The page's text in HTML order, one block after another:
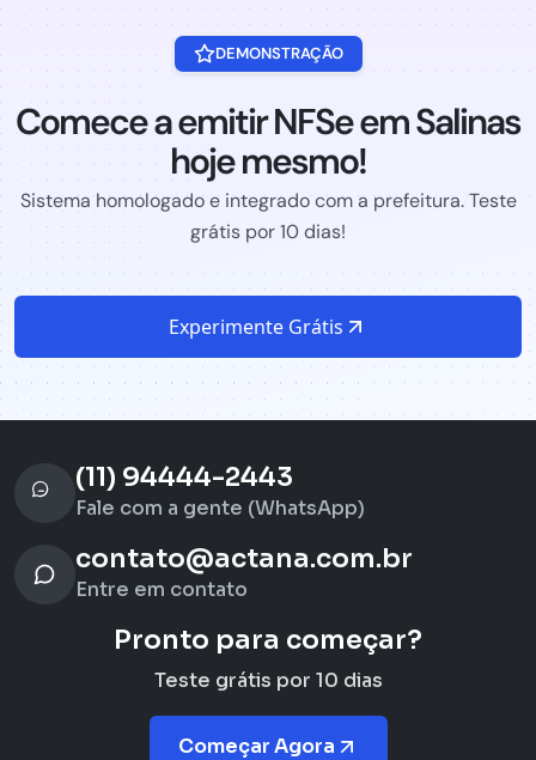
DEMONSTRAÇÃO
Comece a emitir NFSe em Salinas
hoje mesmo!
Sistema homologado e integrado com a prefeitura. Teste
grátis por 10 dias!
Experimente Grátis
(11) 94444-2443
Fale com a gente (WhatsApp)
contato@actana.com.br
Entre em contato
Pronto para começar?
Teste grátis por 10 dias
Começar Agora